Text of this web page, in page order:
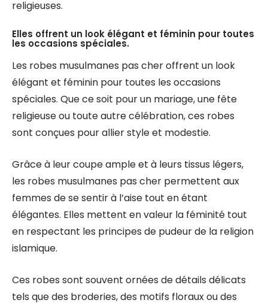
religieuses.
Elles offrent un look élégant et féminin pour toutes
les occasions spéciales.
Les robes musulmanes pas cher offrent un look
élégant et féminin pour toutes les occasions
spéciales. Que ce soit pour un mariage, une fête
religieuse ou toute autre célébration, ces robes
sont conçues pour allier style et modestie.
Grâce à leur coupe ample et à leurs tissus légers,
les robes musulmanes pas cher permettent aux
femmes de se sentir à l’aise tout en étant
élégantes. Elles mettent en valeur la féminité tout
en respectant les principes de pudeur de la religion
islamique.
Ces robes sont souvent ornées de détails délicats
tels que des broderies, des motifs floraux ou des